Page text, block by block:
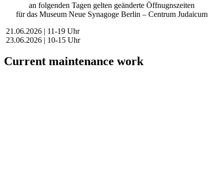
an folgenden Tagen gelten geänderte Öffnugnszeiten
für das Museum Neue Synagoge Berlin – Centrum Judaicum
21.06.2026 | 11-19 Uhr
23.06.2026 | 10-15 Uhr
Current maintenance work